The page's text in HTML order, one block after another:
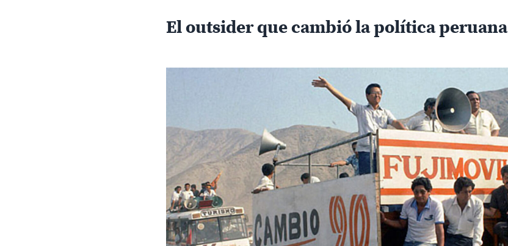
El outsider que cambió la política peruana